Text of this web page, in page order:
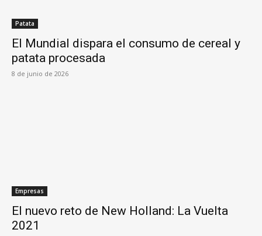
Patata
El Mundial dispara el consumo de cereal y
patata procesada
8 de junio de 2026
Empresas
El nuevo reto de New Holland: La Vuelta
2021